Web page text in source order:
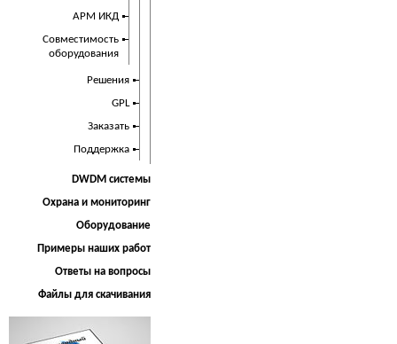
АРМ ИКД
Совместимость
оборудования
Решения
GPL
Заказать
Поддержка
DWDM системы
Охрана и мониторинг
Оборудование
Примеры наших работ
Ответы на вопросы
Файлы для скачивания